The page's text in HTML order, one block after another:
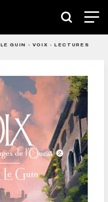
LE GUIN - VOIX - LECTURES